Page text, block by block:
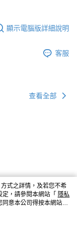
顯示電腦版詳細說明
客服
查看全部
式之詳情，及若您不希
，請參閱本網站「 隱私
意本公司得按本網站使